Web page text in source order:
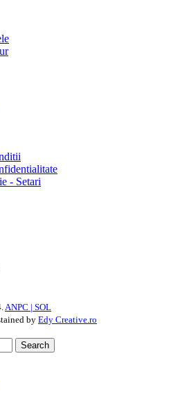
- Setari
ANPC | SOL
by Edy Creative.ro
Search